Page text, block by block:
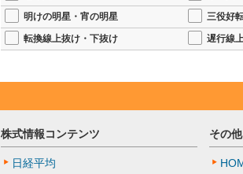
明けの明星・宵の明星
三役好
転換線上抜け・下抜け
遅行線
株式情報コンテンツ
日経平均
その